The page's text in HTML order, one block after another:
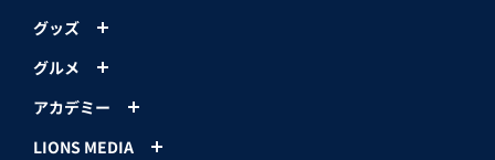
グッズ
グルメ
アカデミー
LIONS MEDIA